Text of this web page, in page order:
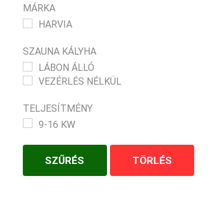
MÁRKA
HARVIA
SZAUNA KÁLYHA
LÁBON ÁLLÓ
VEZÉRLÉS NÉLKÜL
TELJESÍTMÉNY
9-16 KW
SZŰRÉS TÖRLÉS